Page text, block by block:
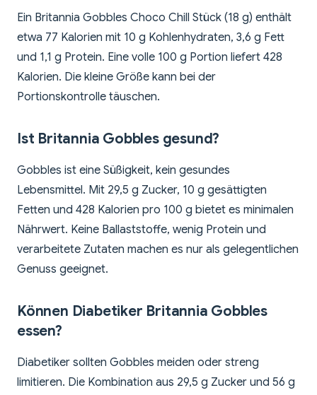
Ein Britannia Gobbles Choco Chill Stück (18 g) enthält
etwa 77 Kalorien mit 10 g Kohlenhydraten, 3,6 g Fett
und 1,1 g Protein. Eine volle 100 g Portion liefert 428
Kalorien. Die kleine Größe kann bei der
Portionskontrolle täuschen.
Ist Britannia Gobbles gesund?
Gobbles ist eine Süßigkeit, kein gesundes
Lebensmittel. Mit 29,5 g Zucker, 10 g gesättigten
Fetten und 428 Kalorien pro 100 g bietet es minimalen
Nährwert. Keine Ballaststoffe, wenig Protein und
verarbeitete Zutaten machen es nur als gelegentlichen
Genuss geeignet.
Können Diabetiker Britannia Gobbles
essen?
Diabetiker sollten Gobbles meiden oder streng
limitieren. Die Kombination aus 29,5 g Zucker und 56 g